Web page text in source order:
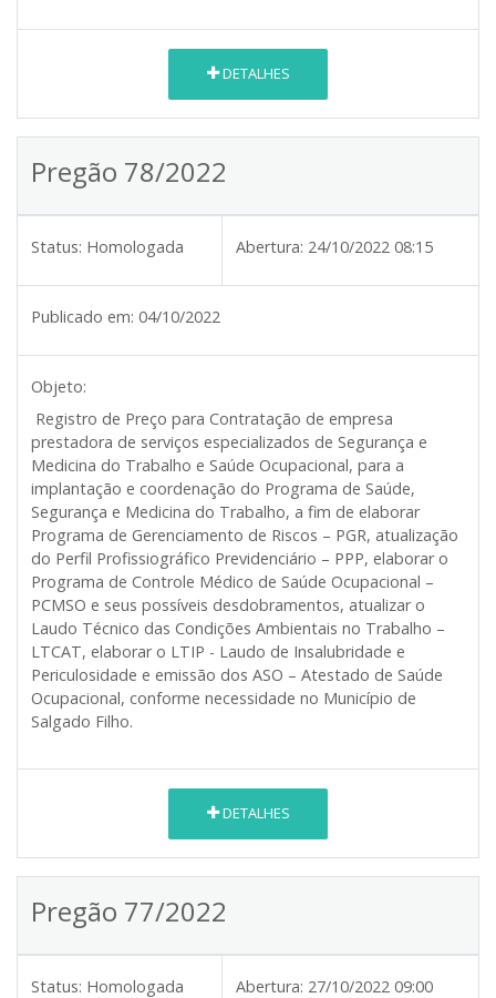
DETALHES
Pregão 78/2022
Status: Homologada Abertura: 24/10/2022 08:15
Publicado em: 04/10/2022
Objeto:
Registro de Preço para Contratação de empresa
prestadora de serviços especializados de Segurança e
Medicina do Trabalho e Saúde Ocupacional, para a
implantação e coordenação do Programa de Saúde,
Segurança e Medicina do Trabalho, a fim de elaborar
Programa de Gerenciamento de Riscos – PGR, atualização
do Perfil Profissiográfico Previdenciário – PPP, elaborar o
Programa de Controle Médico de Saúde Ocupacional –
PCMSO e seus possíveis desdobramentos, atualizar o
Laudo Técnico das Condições Ambientais no Trabalho –
LTCAT, elaborar o LTIP - Laudo de Insalubridade e
Periculosidade e emissão dos ASO – Atestado de Saúde
Ocupacional, conforme necessidade no Município de
Salgado Filho.
DETALHES
Pregão 77/2022
Status: Homologada Abertura: 27/10/2022 09:00